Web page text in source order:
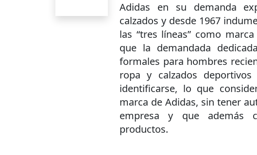
Adidas en su demanda
calzados y desde 1967
las “tres líneas” como
que la demandada
formales para hombres
ropa y calzados deportivos
identificarse, lo que
marca de Adidas, sin tener
empresa y que además
productos.